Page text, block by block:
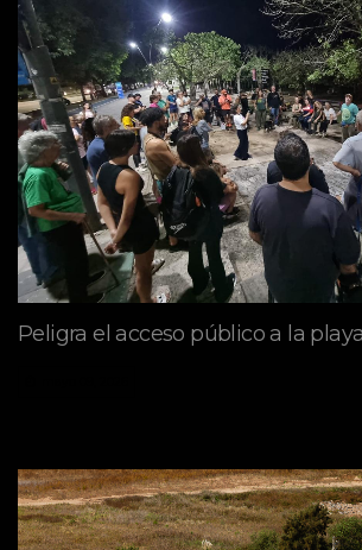
Peligra el acceso público a la